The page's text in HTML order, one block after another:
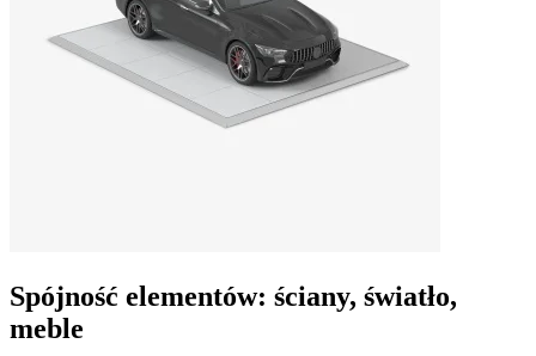
Spójność elementów: ściany, światło,
meble